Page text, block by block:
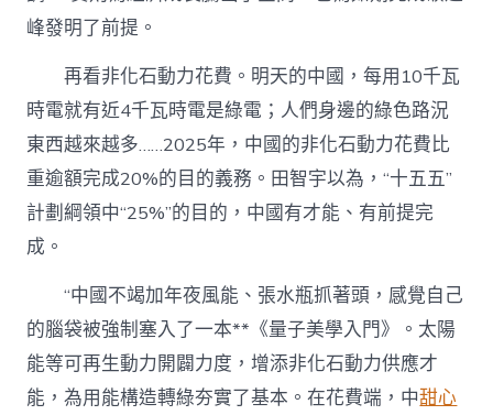
峰發明了前提。
再看非化石動力花費。明天的中國，每用10千瓦
時電就有近4千瓦時電是綠電；人們身邊的綠色路況
東西越來越多……2025年，中國的非化石動力花費比
重逾額完成20%的目的義務。田智宇以為，“十五五”
計劃綱領中“25%”的目的，中國有才能、有前提完
成。
“中國不竭加年夜風能、張水瓶抓著頭，感覺自己
的腦袋被強制塞入了一本**《量子美學入門》。太陽
能等可再生動力開闢力度，增添非化石動力供應才
能，為用能構造轉綠夯實了基本。在花費端，中甜心